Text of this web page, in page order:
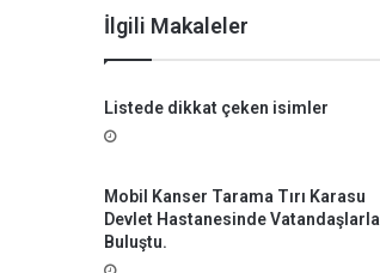
k
a
z
n
d
(
3
-
0
İlgili Makaleler
Listede dikkat çeken isimler
Mobil Kanser Tarama Tırı Karasu
Devlet Hastanesinde Vatandaşlarla
Buluştu.